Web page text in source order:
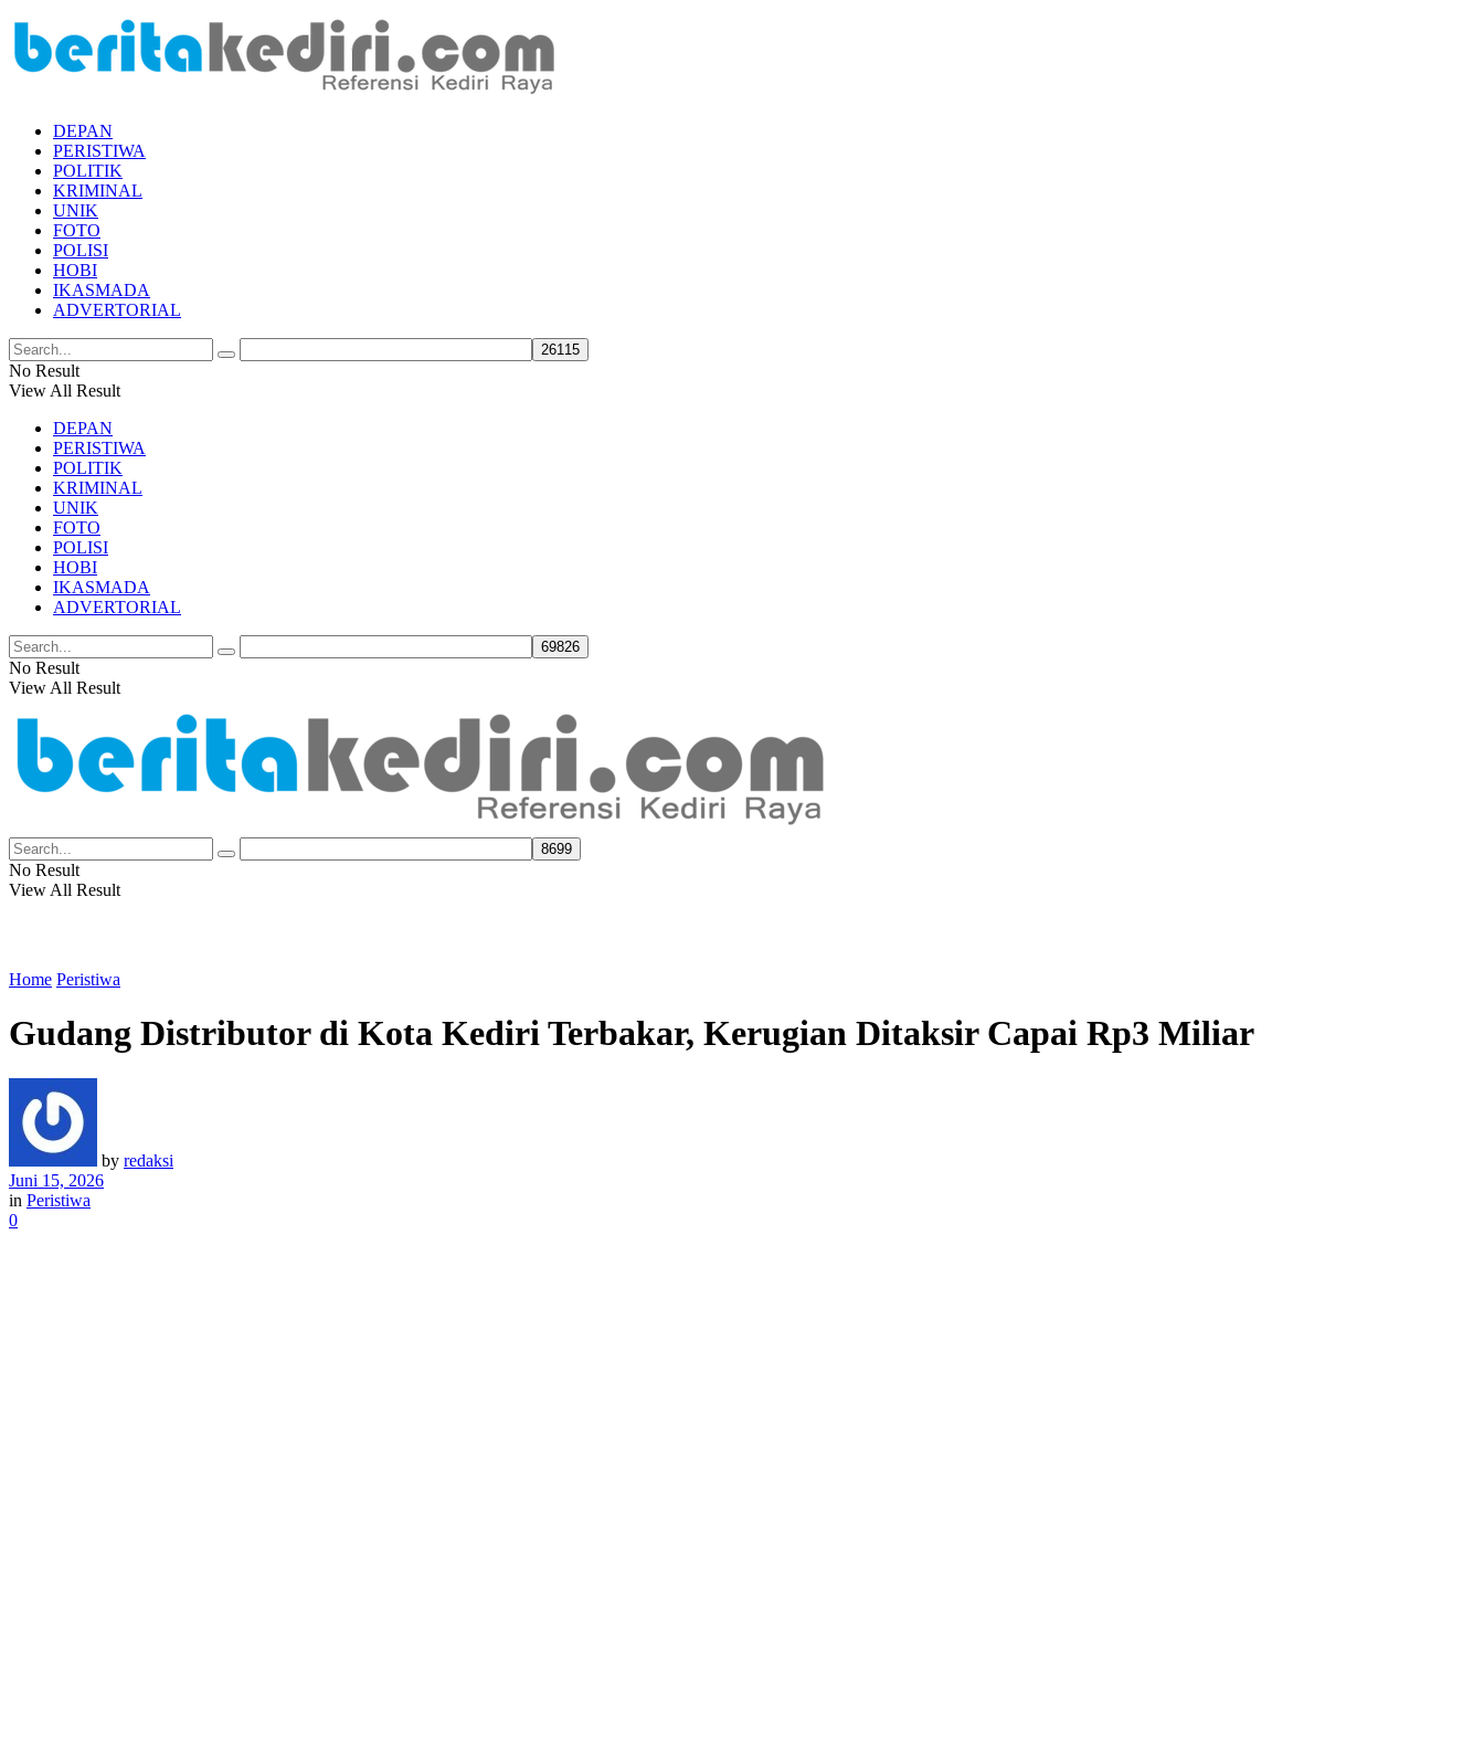
DEPAN
PERISTIWA
POLITIK
KRIMINAL
UNIK
FOTO
POLISI
HOBI
IKASMADA
ADVERTORIAL
No Result
View All Result
DEPAN
PERISTIWA
POLITIK
KRIMINAL
UNIK
FOTO
POLISI
HOBI
IKASMADA
ADVERTORIAL
No Result
View All Result
No Result
View All Result
Home Peristiwa
Gudang Distributor di Kota Kediri Terbakar, Kerugian Ditaksir Capai Rp3 Miliar
by redaksi
Juni 15, 2026
in Peristiwa
0